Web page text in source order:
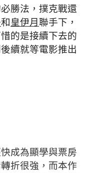
勝法，撲克戰還
和 皇伊月 聯手下，
的是接續下去的
續就等電影推出
成為顯學與票房
折很強，而本作